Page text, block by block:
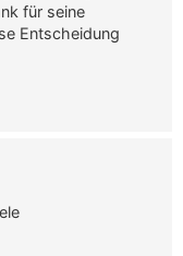
für seine
Entscheidung